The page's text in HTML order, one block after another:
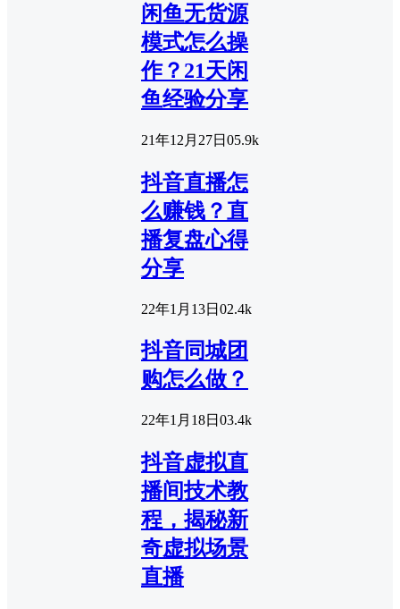
闲鱼无货源
模式怎么操
作？21天闲
鱼经验分享
21年12月27日 05.9k
抖音直播怎
么赚钱？直
播复盘心得
分享
22年1月13日 02.4k
抖音同城团
购怎么做？
22年1月18日 03.4k
抖音虚拟直
播间技术教
程，揭秘新
奇虚拟场景
直播